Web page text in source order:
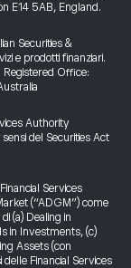
E14 5AB, England.
Securities &
e prodotti finanziari.
Registered Office:
Authority
del Securities Act
Services
(“ADGM”) come
(a) Dealing in
in Investments, (c)
Assets (con
Financial Services